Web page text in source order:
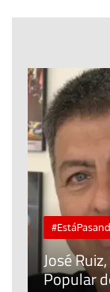
José
Popular